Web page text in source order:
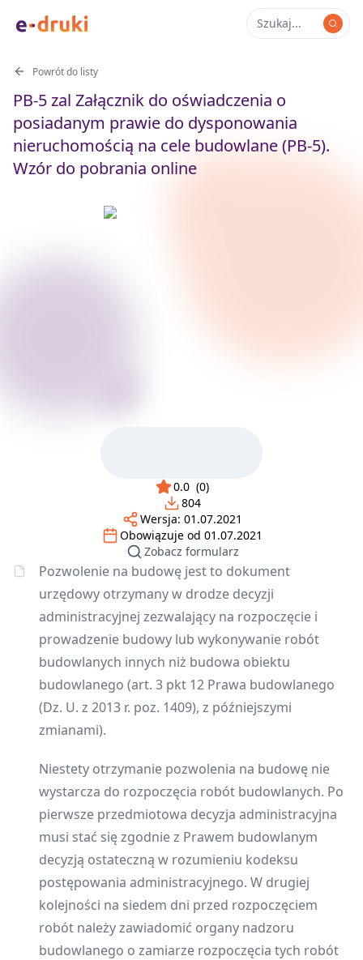
Powrót do listy
PB-5 zal Załącznik do oświadczenia o
posiadanym prawie do dysponowania
nieruchomością na cele budowlane (PB-5).
Wzór do pobrania online
0.0 (0)
804
Wersja: 01.07.2021
Obowiązuje od 01.07.2021
Zobacz formularz
Pozwolenie na budowę jest to dokument
urzędowy otrzymany w drodze decyzji
administracyjnej zezwalający na rozpoczęcie i
prowadzenie budowy lub wykonywanie robót
budowlanych innych niż budowa obiektu
budowlanego (art. 3 pkt 12 Prawa budowlanego
(Dz. U. z 2013 r. poz. 1409), z późniejszymi
zmianami).
Niestety otrzymanie pozwolenia na budowę nie
wystarcza do rozpoczęcia robót budowlanych. Po
pierwsze przedmiotowa decyzja administracyjna
musi stać się zgodnie z Prawem budowlanym
decyzją ostateczną w rozumieniu kodeksu
postępowania administracyjnego. W drugiej
kolejności na siedem dni przed rozpoczęciem
robót należy zawiadomić organy nadzoru
budowlanego o zamiarze rozpoczęcia tych robót